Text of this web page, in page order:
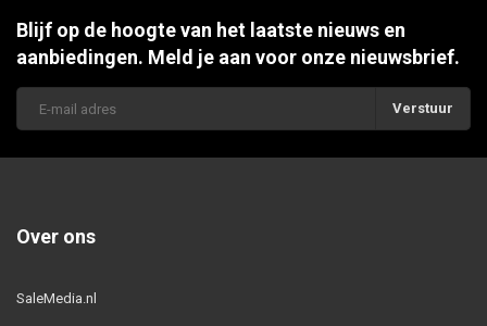
Blijf op de hoogte van het laatste nieuws en
aanbiedingen. Meld je aan voor onze nieuwsbrief.
Verstuur
Over ons
SaleMedia.nl